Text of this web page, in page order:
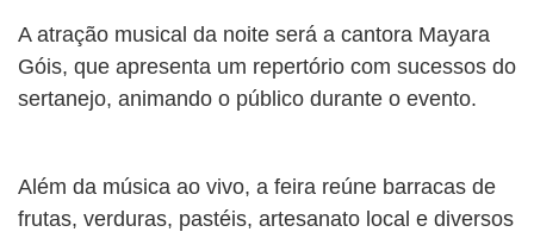
A atração musical da noite será a cantora Mayara
Góis, que apresenta um repertório com sucessos do
sertanejo, animando o público durante o evento.
Além da música ao vivo, a feira reúne barracas de
frutas, verduras, pastéis, artesanato local e diversos